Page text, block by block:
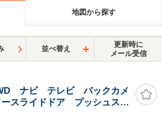
地図から探す
並べ替え
更新時に
メール受信
ナビ テレビ バックカメ
スライドドア プッシュスタ